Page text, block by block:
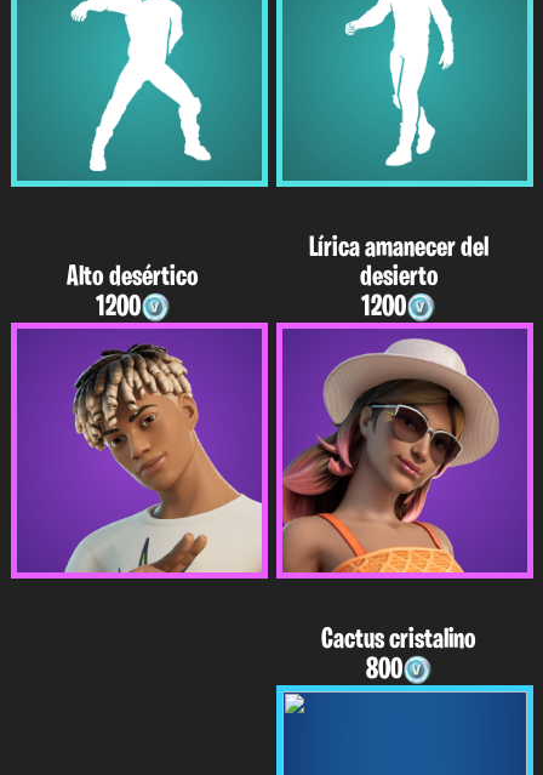
Alto desértico
1200
Lírica amanecer del
desierto
1200
Cactus cristalino
800